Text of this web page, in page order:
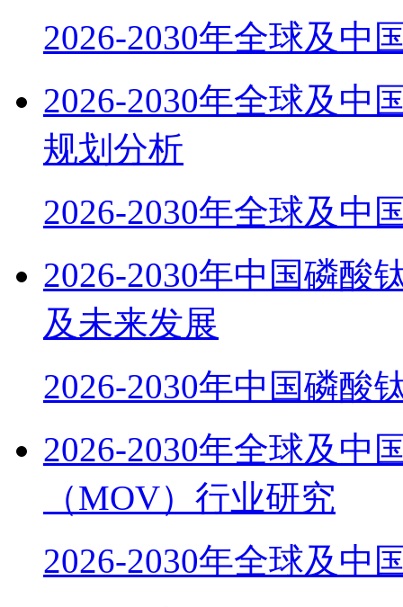
2026-2030年全球及中
2026-2030年全球及中
规划分析
2026-2030年全球及中
2026-2030年中国磷酸
及未来发展
2026-2030年中国磷酸
2026-2030年全球及中
（MOV）行业研究
2026-2030年全球及中